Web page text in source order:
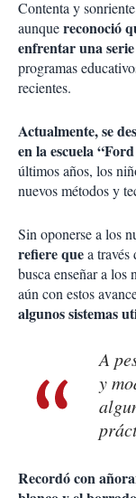
Contenta y
aunquereconoció
enfrentar una
programas
recientes.
Actualmente, se
en la escuela
últimos años, los
nuevos métodos y
Sin oponerse a los
refiere quea través
busca enseñar a los
aún con estos
algunos sistemas
A
y
Recordó con